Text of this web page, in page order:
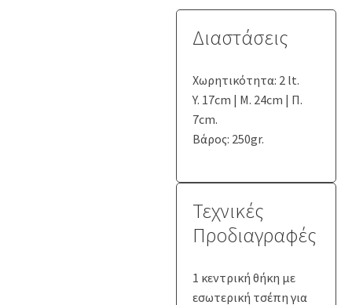
Διαστάσεις
Χωρητικότητα: 2 lt.
Y. 17cm | Μ. 24cm | Π.
7cm.
Βάρος: 250gr.
Τεχνικές
Προδιαγραφές
1 κεντρική θήκη με
εσωτερική τσέπη για